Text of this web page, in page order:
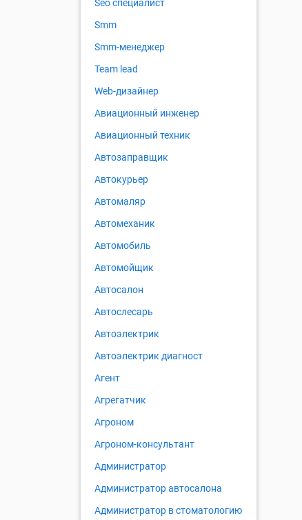
Seo специалист
Smm
Smm-менеджер
Team lead
Web-дизайнер
Авиационный инженер
Авиационный техник
Автозаправщик
Автокурьер
Автомаляр
Автомеханик
Автомобиль
Автомойщик
Автосалон
Автослесарь
Автоэлектрик
Автоэлектрик диагност
Агент
Агрегатчик
Агроном
Агроном-консультант
Администратор
Администратор автосалона
Администратор в стоматологию